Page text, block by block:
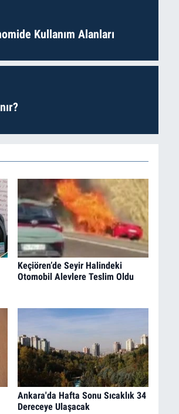
Kullanım Alanları
Keçiören’de Seyir Halindeki
Otomobil Alevlere Teslim Oldu
Ankara'da Hafta Sonu Sıcaklık 34
Dereceye Ulaşacak